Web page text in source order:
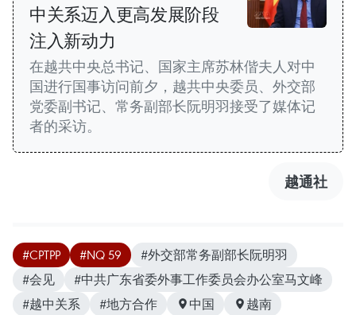
中关系迈入更高发展阶段
注入新动力
在越共中央总书记、国家主席苏林偕夫人对中
国进行国事访问前夕，越共中央委员、外交部
党委副书记、常务副部长阮明羽接受了媒体记
者的采访。
越通社
#CPTPP #NQ 59
#外交部常务副部长阮明羽
#会见
#中共广东省委外事工作委员会办公室马文峰
#越中关系
#地方合作 中国 越南